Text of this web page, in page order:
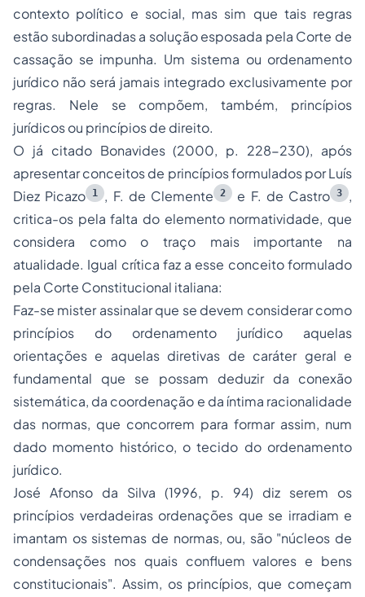
contexto político e social, mas sim que tais regras
estão subordinadas a solução esposada pela Corte de
cassação se impunha. Um sistema ou ordenamento
jurídico não será jamais integrado exclusivamente por
regras. Nele se compõem, também, princípios
jurídicos ou princípios de direito.
O já citado Bonavides (2000, p. 228-230), após
apresentar conceitos de princípios formulados por Luís
Diez Picazo
1 , F. de Clemente 2 e F. de Castro 3
,
critica-os pela falta do elemento normatividade, que
considera como o traço mais importante na
atualidade. Igual crítica faz a esse conceito formulado
pela Corte Constitucional italiana:
Faz-se mister assinalar que se devem considerar como
princípios do ordenamento jurídico aquelas
orientações e aquelas diretivas de caráter geral e
fundamental que se possam deduzir da conexão
sistemática, da coordenação e da íntima racionalidade
das normas, que concorrem para formar assim, num
dado momento histórico, o tecido do ordenamento
jurídico.
José Afonso da Silva (1996, p. 94) diz serem os
princípios verdadeiras ordenações que se irradiam e
imantam os sistemas de normas, ou, são "núcleos de
condensações nos quais confluem valores e bens
constitucionais". Assim, os princípios, que começam